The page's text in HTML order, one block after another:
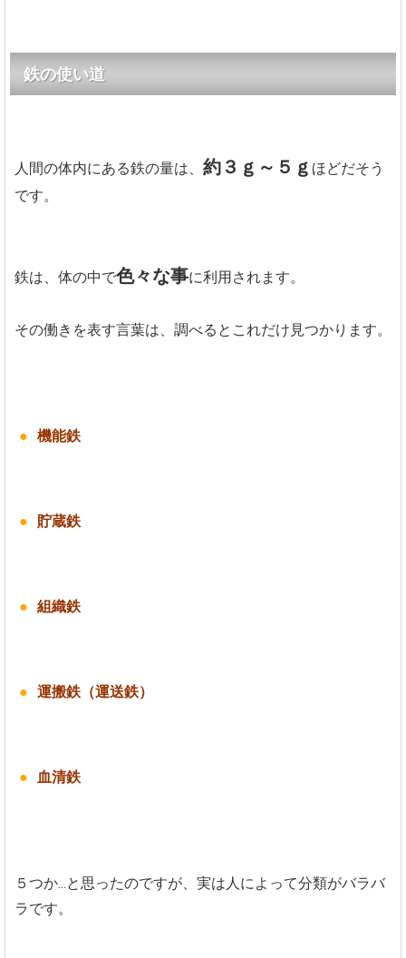
鉄の使い道
人間の体内にある鉄の量は、 約３ｇ～５ｇ ほどだそう
です。
鉄は、体の中で色々な事に利用されます。
その働きを表す言葉は、調べるとこれだけ見つかります。
機能鉄
貯蔵鉄
組織鉄
運搬鉄（運送鉄）
血清鉄
５つか...と思ったのですが、実は人によって分類がバラバ
ラです。